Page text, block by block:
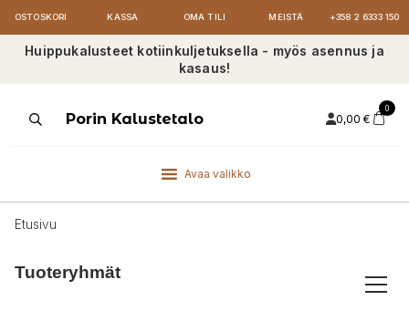
OSTOSKORI KASSA OMA TILI MEISTÄ +358 2 6333 150
Huippukalusteet kotiinkuljetuksella - myös asennus ja
kasaus!
ProductsPorin Kalustetalo 0,00 €
0
Avaa valikko
Etusivu
Tuoteryhmät